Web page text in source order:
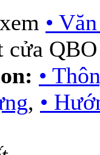
•
cửa QBO
•
, •